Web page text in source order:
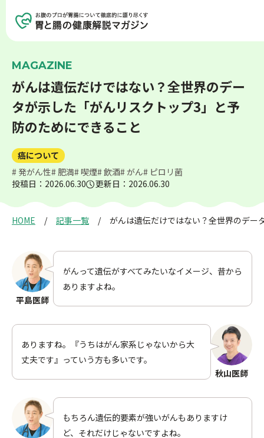
胃の健康 腸の健康
癌について
アンチエイジング 検査について
食事と健康 お薬と健康
サプリと健康
医師紹介運営会社
お問い合わせ
MAGAZINE
がんは遺伝だけではない？全世界のデー
タが示した「がんリスクトップ3」と予
防のためにできること
癌について
# 発がん性# 肥満# 喫煙# 飲酒# がん# ピロリ菌
投稿日：2026.06.30
更新日：2026.06.30
HOME 記事一覧 がんは遺伝だけではない？全世界のデー
平島医師
がんって遺伝がすべてみたいなイメージ、昔から
ありますよね。
秋山医師
ありますね。『うちはがん家系じゃないから大
丈夫です』っていう方も多いです。
もちろん遺伝的要素が強いがんもありますけ
ど、それだけじゃないですよね。